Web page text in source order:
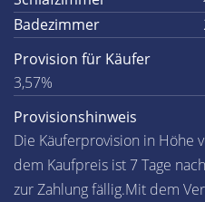
Badezimmer
Provision für Käufer
3,57%
Provisionshinweis
Die Käuferprovision in Höhe
dem Kaufpreis ist 7 Tage
zur Zahlung fällig.Mit dem